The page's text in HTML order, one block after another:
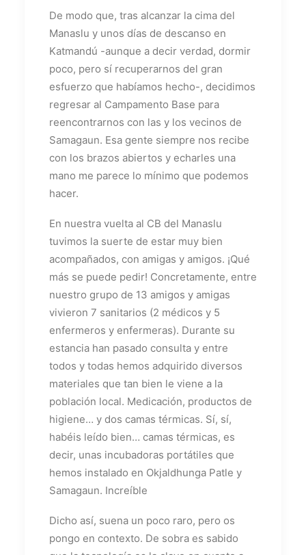
De modo que, tras alcanzar la cima del
Manaslu y unos días de descanso en
Katmandú -aunque a decir verdad, dormir
poco, pero sí recuperarnos del gran
esfuerzo que habíamos hecho-, decidimos
regresar al Campamento Base para
reencontrarnos con las y los vecinos de
Samagaun. Esa gente siempre nos recibe
con los brazos abiertos y echarles una
mano me parece lo mínimo que podemos
hacer.
En nuestra vuelta al CB del Manaslu
tuvimos la suerte de estar muy bien
acompañados, con amigas y amigos. ¡Qué
más se puede pedir! Concretamente, entre
nuestro grupo de 13 amigos y amigas
vivieron 7 sanitarios (2 médicos y 5
enfermeros y enfermeras). Durante su
estancia han pasado consulta y entre
todos y todas hemos adquirido diversos
materiales que tan bien le viene a la
población local. Medicación, productos de
higiene… y dos camas térmicas. Sí, sí,
habéis leído bien… camas térmicas, es
decir, unas incubadoras portátiles que
hemos instalado en Okjaldhunga Patle y
Samagaun. Increíble
Dicho así, suena un poco raro, pero os
pongo en contexto. De sobra es sabido